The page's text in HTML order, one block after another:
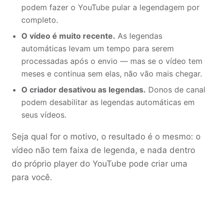
podem fazer o YouTube pular a legendagem por
completo.
O vídeo é muito recente. As legendas
automáticas levam um tempo para serem
processadas após o envio — mas se o vídeo tem
meses e continua sem elas, não vão mais chegar.
O criador desativou as legendas. Donos de canal
podem desabilitar as legendas automáticas em
seus vídeos.
Seja qual for o motivo, o resultado é o mesmo: o
vídeo não tem faixa de legenda, e nada dentro
do próprio player do YouTube pode criar uma
para você.